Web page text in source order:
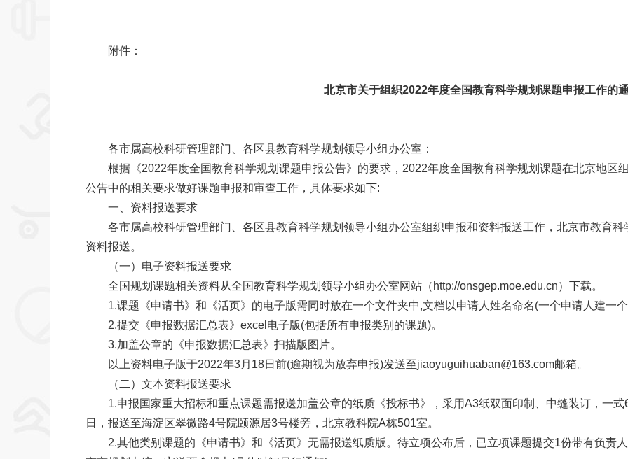
附件：
北京市关于组织2022年度全国教育科学规划课题申报工作的
各市属高校科研管理部门、各区县教育科学规划领导小组办公室：
根据《2022年度全国教育科学规划课题申报公告》的要求，2022年度全国教育科学规划课题在北京地区
公告中的相关要求做好课题申报和审查工作，具体要求如下:
一、资料报送要求
各市属高校科研管理部门、各区县教育科学规划领导小组办公室组织申报和资料报送工作，北京市教育
资料报送。
（一）电子资料报送要求
全国规划课题相关资料从全国教育科学规划领导小组办公室网站（http://onsgep.moe.edu.cn）下载。
1.课题《申请书》和《活页》的电子版需同时放在一个文件夹中,文档以申请人姓名命名(一个申请人建一个
2.提交《申报数据汇总表》excel电子版(包括所有申报类别的课题)。
3.加盖公章的《申报数据汇总表》扫描版图片。
以上资料电子版于2022年3月18日前(逾期视为放弃申报)发送至jiaoyuguihuaban@163.com邮箱。
（二）文本资料报送要求
1.申报国家重大招标和重点课题需报送加盖公章的纸质《投标书》，采用A3纸双面印制、中缝装订，一
日，报送至海淀区翠微路4号院颐源居3号楼旁，北京教科院A栋501室。
2.其他类别课题的《申请书》和《活页》无需报送纸质版。待立项公布后，已立项课题提交1份带有负责人